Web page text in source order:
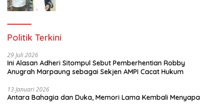
Politik Terkini
29 Juli 2026
Ini Alasan Adheri Sitompul Sebut Pemberhentian Robby
Anugrah Marpaung sebagai Sekjen AMPI Cacat Hukum
13 Januari 2026
Antara Bahagia dan Duka, Memori Lama Kembali Menyapa